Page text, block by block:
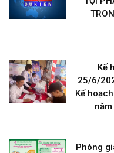
Kế
25/6/
Kế
Phòng